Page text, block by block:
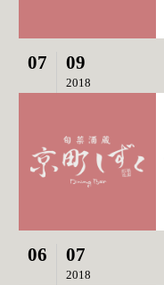
07 09
2018
06 07
2018